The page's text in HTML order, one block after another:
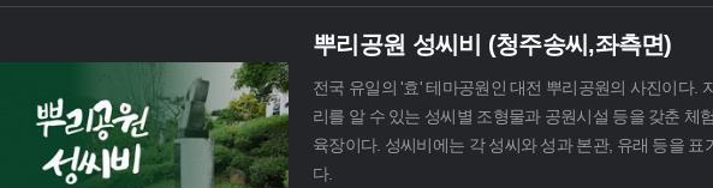
뿌리공원 성씨비 (청주송씨,좌측면)
전국 유일의 '효' 테마공원인 대전 뿌리공원의 사진이다.
리를 알 수 있는 성씨별 조형물과 공원시설 등을 갖춘 체
육장이다. 성씨비에는 각 성씨와 성과 본관, 유래 등을 표
다.